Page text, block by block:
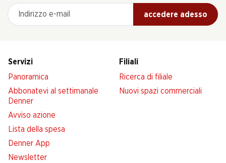
Indirizzo e-mail
accedere adesso
Servizi
Panoramica
Abbonatevi al settimanale
Denner
Avviso azione
Lista della spesa
Denner App
Newsletter
Filiali
Ricerca di filiale
Nuovi spazi commerciali